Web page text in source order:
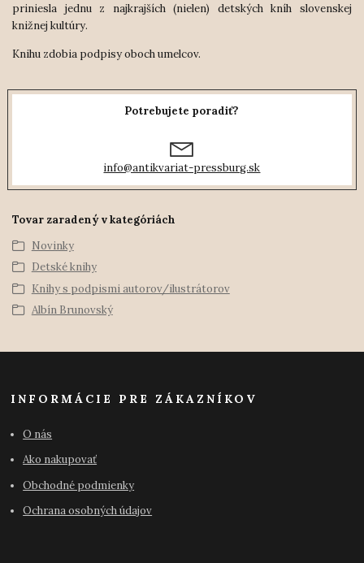
priniesla jednu z najkrajších (nielen) detských kníh slovenskej
knižnej kultúry.
Knihu zdobia podpisy oboch umelcov.
Potrebujete poradiť?
info@antikvariat-pressburg.sk
Tovar zaradený v kategóriách
Novinky
Detské knihy
Knihy s podpismi autorov/ilustrátorov
Albín Brunovský
INFORMÁCIE PRE ZÁKAZNÍKOV
O nás
Ako nakupovať
Obchodné podmienky
Ochrana osobných údajov